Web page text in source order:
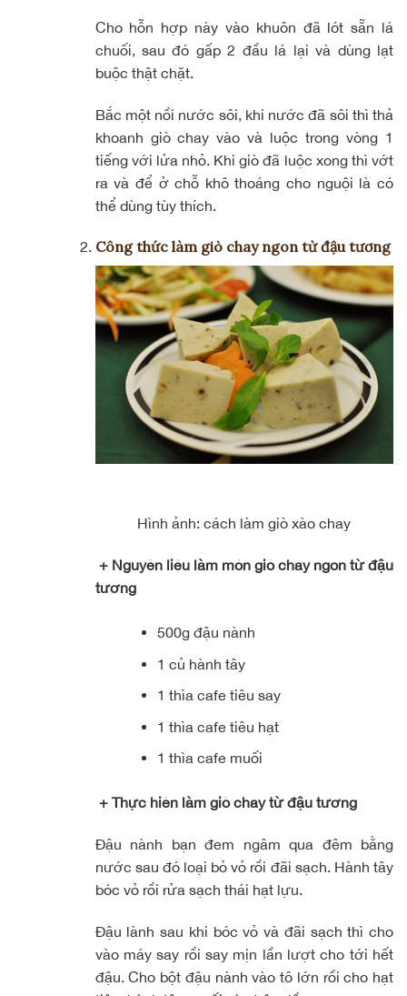
Cho hỗn hợp này vào khuôn đã lót sẵn lá
chuối, sau đó gấp 2 đầu lá lại và dùng lạt
buộc thật chặt.
Bắc một nồi nước sôi, khi nước đã sôi thì thả
khoanh giò chay vào và luộc trong vòng 1
tiếng với lửa nhỏ. Khi giò đã luộc xong thì vớt
ra và để ở chỗ khô thoáng cho nguội là có
thể dùng tùy thích.
Công thức làm giò chay ngon từ đậu tương
Hình ảnh: cách làm giò xào chay
+ Nguyên liệu làm món giò chay ngon từ đậu
tương
500g đậu nành
1 củ hành tây
1 thìa cafe tiêu say
1 thìa cafe tiêu hạt
1 thìa cafe muối
+ Thực hiện làm giò chay từ đậu tương
Đậu nành bạn đem ngâm qua đêm bằng
nước sau đó loại bỏ vỏ rồi đãi sạch. Hành tây
bóc vỏ rồi rửa sạch thái hạt lựu.
Đậu lành sau khi bóc vỏ và đãi sạch thì cho
vào máy say rồi say mịn lần lượt cho tới hết
đậu. Cho bột đậu nành vào tô lớn rồi cho hạt